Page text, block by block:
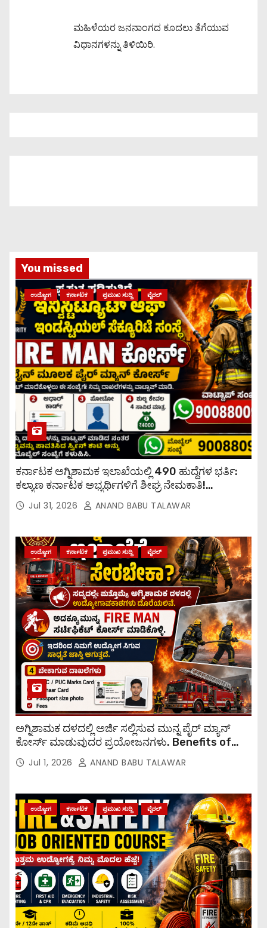
ಮಹಿಳೆಯರ ಜನನಾಂಗದ ಕೂದಲು ತೆಗೆಯುವ
ವಿಧಾನಗಳನ್ನು ತಿಳಿಯಿರಿ.
You missed
ಉದ್ಯೋಗ ಕರ್ನಾಟಕ ಪ್ರಮುಖ ಸುದ್ದಿ ವೈರಲ್
ಕರ್ನಾಟಕ ಅಗ್ನಿಶಾಮಕ ಇಲಾಖೆಯಲ್ಲಿ 490 ಹುದ್ದೆಗಳ ಭರ್ತಿ:
ಕಲ್ಯಾಣ ಕರ್ನಾಟಕ ಅಭ್ಯರ್ಥಿಗಳಿಗೆ ಶೀಘ್ರ ನೇಮಕಾತಿ!
ಕಲ್ಯಾಣ ಕರ್ನಾಟಕ ಭಾಗದ ಉದ್ಯೋಗಾಕಾಂಕ್ಷಿಗಳಿಗೆ ರಾಜ್ಯ
ಸರ್ಕಾರವು ಸಿಹಿ ಸುದ್ದಿ ನೀಡಿದೆ.
Jul 31, 2026 ANAND BABU TALAWAR
ಉದ್ಯೋಗ ಕರ್ನಾಟಕ ಪ್ರಮುಖ ಸುದ್ದಿ ವೈರಲ್
ಅಗ್ನಿಶಾಮಕ ದಳದಲ್ಲಿ ಅರ್ಜಿ ಸಲ್ಲಿಸುವ ಮುನ್ನ ಪೈರ್ ಮ್ಯಾನ್
ಕೋರ್ಸ್ ಮಾಡುವುದರ ಪ್ರಯೋಜನಗಳು. Benefits of
taking a fireman course before applying to
the fire department.
Jul 1, 2026 ANAND BABU TALAWAR
ಉದ್ಯೋಗ ಕರ್ನಾಟಕ ಪ್ರಮುಖ ಸುದ್ದಿ ವೈರಲ್